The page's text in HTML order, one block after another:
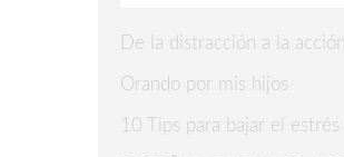
Orando por mis hijos